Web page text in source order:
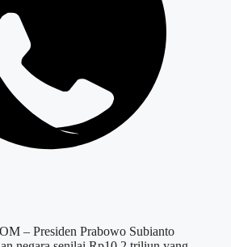
– Presiden Prabowo Subianto